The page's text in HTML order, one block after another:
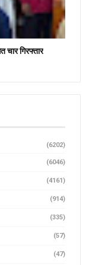
गिरफ्तार
(6202)
(6046)
(4161)
(914)
(335)
(57)
(47)